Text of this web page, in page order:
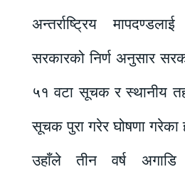
अन्तर्राष्ट्रिय
सरकारको निर्ण अनुसार
५१ वटा सूचक र स्थानीय
सूचक पुरा गरेर घोषणा गरेका
उहाँले तीन वर्ष